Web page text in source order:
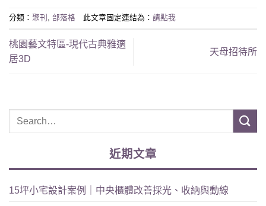
分類： 聚刊 , 部落格 此文章固定連結為： 請點我
桃園藝文特區-現代古典雅適
居3D
天母招待所
近期文章
15坪小宅設計案例｜中央櫃體改善採光、收納與動線